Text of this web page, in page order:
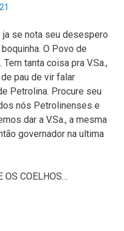
ja se nota seu desespero
O Povo de
tanta coisa pra V.Sa.,
pau de vir falar
Petrolina. Procure seu
nós Petrolinenses e
dar a V.Sa., a mesma
governador na ultima
OS COELHOS…